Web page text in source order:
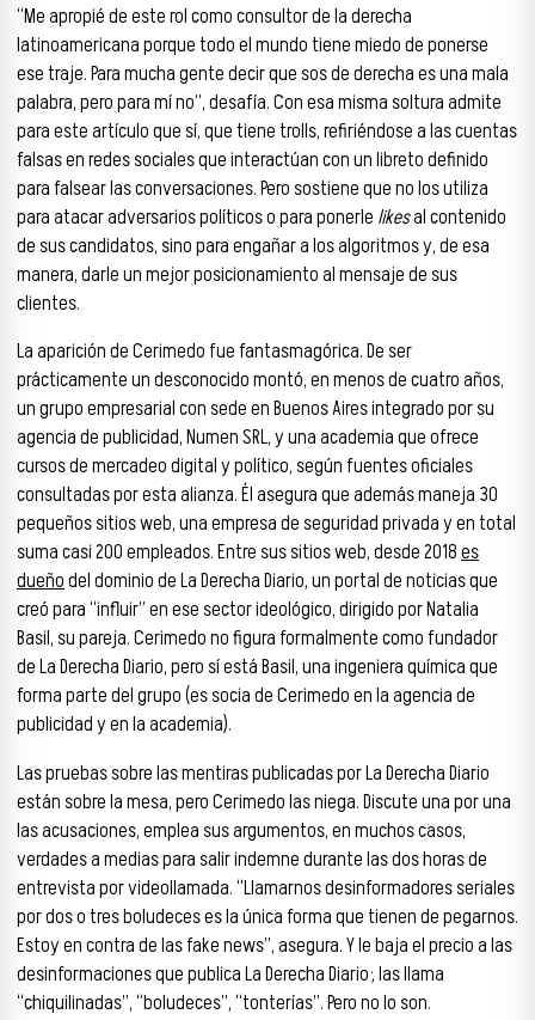
“Me apropié de este rol como consultor de la derecha
latinoamericana porque todo el mundo tiene miedo de ponerse
ese traje. Para mucha gente decir que sos de derecha es una mala
palabra, pero para mí no”, desafía. Con esa misma soltura admite
para este artículo que sí, que tiene trolls, refiriéndose a las cuentas
falsas en redes sociales que interactúan con un libreto definido
para falsear las conversaciones. Pero sostiene que no los utiliza
para atacar adversarios políticos o para ponerle likesal contenido
de sus candidatos, sino para engañar a los algoritmos y, de esa
manera, darle un mejor posicionamiento al mensaje de sus
clientes.
La aparición de Cerimedo fue fantasmagórica. De ser
prácticamente un desconocido montó, en menos de cuatro años,
un grupo empresarial con sede en Buenos Aires integrado por su
agencia de publicidad, Numen SRL, y una academia que ofrece
cursos de mercadeo digital y político, según fuentes oficiales
consultadas por esta alianza. Él asegura que además maneja 30
pequeños sitios web, una empresa de seguridad privada y en total
suma casi 200 empleados. Entre sus sitios web, desde 2018es
dueñodel dominio de La Derecha Diario, un portal de noticias que
creó para “influir” en ese sector ideológico, dirigido por Natalia
Basil, su pareja. Cerimedo no figura formalmente como fundador
de La Derecha Diario, pero sí está Basil, una ingeniera química que
forma parte del grupo (es socia de Cerimedo en la agencia de
publicidad y en la academia).
Las pruebas sobre las mentiras publicadas por La Derecha Diario
están sobre la mesa, pero Cerimedo las niega. Discute una por una
las acusaciones, emplea sus argumentos, en muchos casos,
verdades a medias para salir indemne durante las dos horas de
entrevista por videollamada. “Llamarnos desinformadores seriales
por dos o tres boludeces es la única forma que tienen de pegarnos.
Estoy en contra de las fake news”, asegura. Y le baja el precio a las
desinformaciones que publica La Derecha Diario; las llama
“chiquilinadas”, “boludeces”, “tonterías”. Pero no lo son.